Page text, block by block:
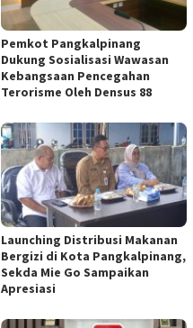
Pemkot Pangkalpinang
Dukung Sosialisasi Wawasan
Kebangsaan Pencegahan
Terorisme Oleh Densus 88
Launching Distribusi Makanan
Bergizi di Kota Pangkalpinang,
Sekda Mie Go Sampaikan
Apresiasi